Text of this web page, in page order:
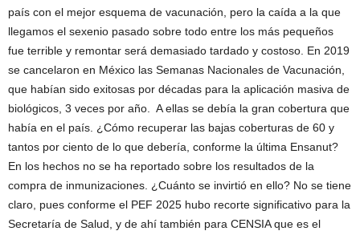
país con el mejor esquema de vacunación, pero la caída a la que
llegamos el sexenio pasado sobre todo entre los más pequeños
fue terrible y remontar será demasiado tardado y costoso. En 2019
se cancelaron en México las Semanas Nacionales de Vacunación,
que habían sido exitosas por décadas para la aplicación masiva de
biológicos, 3 veces por año. A ellas se debía la gran cobertura que
había en el país. ¿Cómo recuperar las bajas coberturas de 60 y
tantos por ciento de lo que debería, conforme la última Ensanut?
En los hechos no se ha reportado sobre los resultados de la
compra de inmunizaciones. ¿Cuánto se invirtió en ello? No se tiene
claro, pues conforme el PEF 2025 hubo recorte significativo para la
Secretaría de Salud, y de ahí también para CENSIA que es el